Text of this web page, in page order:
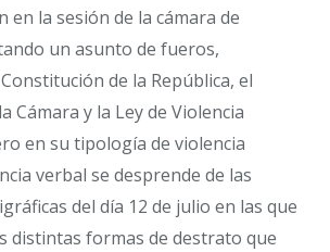
en la sesión de la cámara de
un asunto de fueros,
de la República, el
Cámara y la Ley de Violencia
en su tipología de violencia
verbal se desprende de las
del día 12 de julio en las que
distintas formas de destrato que